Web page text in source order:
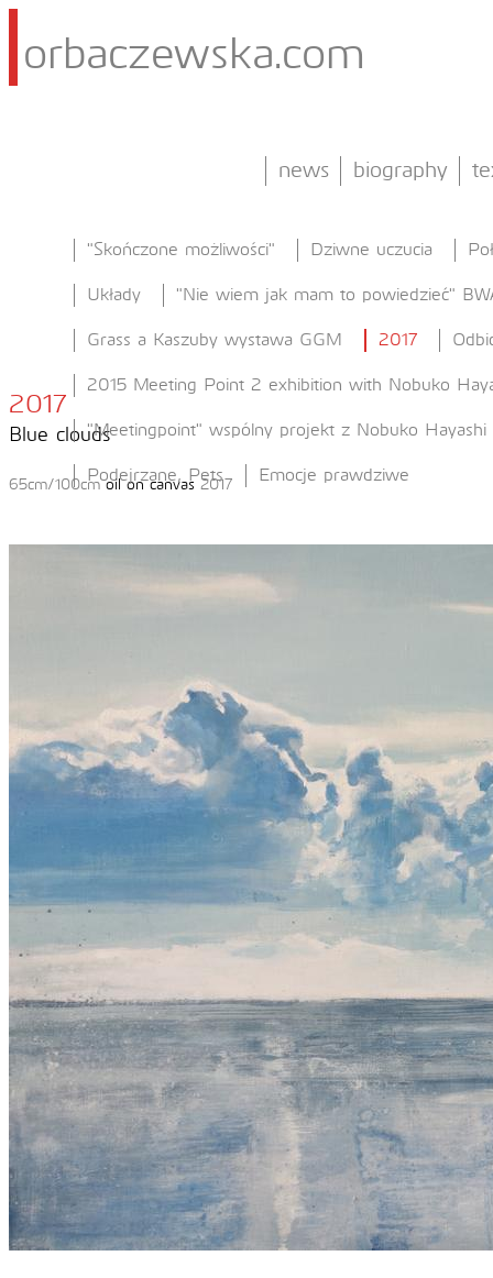
orbaczewska.com
news biography
"Skończone możliwości" Dziwne uczucia
Układy "Nie wiem jak mam to powiedzieć"
Grass a Kaszuby wystawa GGM 2017
2015 Meeting Point 2 exhibition with Nobuko
"Meetingpoint" wspólny projekt z Nobuko Hayashi
Podejrzane, Pets Emocje prawdziwe
2017
Blue clouds
65cm/100cmoil on canvas 2017